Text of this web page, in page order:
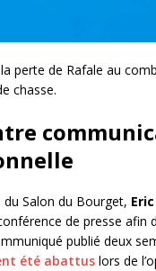
perte de Rafale au
chasse.
Salon du Bourget,
de presse afin
publié deux
été abattus lors de